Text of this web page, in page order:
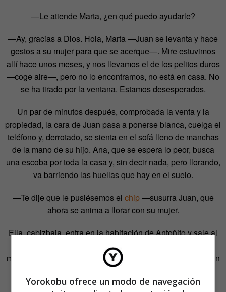
—Le atiende Marta, ¿en qué puedo ayudarle?
—Ay, gracias a Dios. Hola, Marta —Juan se levanta y hace
gestos a su mujer para que se acerque—. Mire estuvimos
allí hace unos meses, y nos llevamos el de los pelitos duros
—coge aire—, pero no lo encontramos, no está en casa. No
se ha tirado por la ventana. Estamos desesperados.
Un par de minutos después, comprobada la venta y la
propiedad, la cara de Juan pasa a ponerse blanca, cuelga el
teléfono y, derrotado, se sienta en el sofá lleno de manchas
de la mano de su hijo. Ana, que se espera lo peor, busca
una escoba por toda la casa y, sin decir nada, pero llorando,
va barriendo las huellas que hay en el suelo.
—Te dije que le pusiésemos el chip—susurra Juan, que
ahora se anima a llorar con su mujer.
Ella, cabizbaja, entra en la habitación de Antoñito y sale al
rato con unos papeles y unos rotuladores. Se sienta a la
mesa y una vez secas las lágrimas, comienza a escribir con
letras grandes y en diferentes colores:
Yorokobu ofrece un modo de navegación